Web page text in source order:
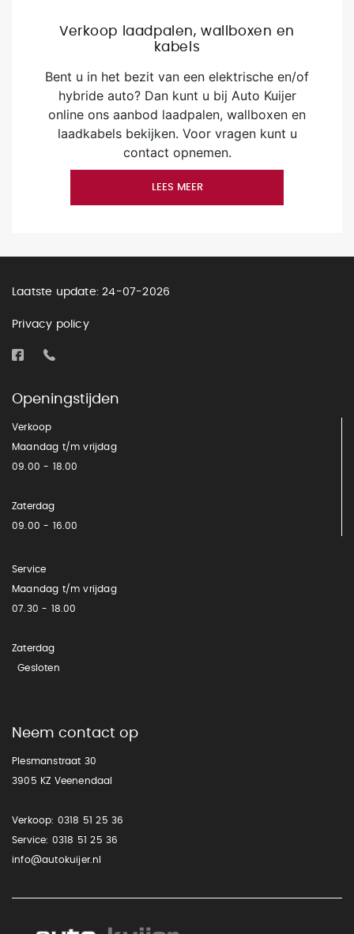
Verkoop laadpalen, wallboxen en
kabels
Bent u in het bezit van een elektrische en/of
hybride auto? Dan kunt u bij Auto Kuijer
online ons aanbod laadpalen, wallboxen en
laadkabels bekijken. Voor vragen kunt u
contact opnemen.
LEES MEER
Laatste update: 24-07-2026
Privacy policy
Openingstijden
Verkoop
Maandag t/m vrijdag
09.00 - 18.00
Zaterdag
09.00 - 16.00
Service
Maandag t/m vrijdag
07.30 - 18.00
Zaterdag
Gesloten
Neem contact op
Plesmanstraat 30
3905 KZ Veenendaal
Verkoop: 0318 51 25 36
Service: 0318 51 25 36
info@autokuijer.nl